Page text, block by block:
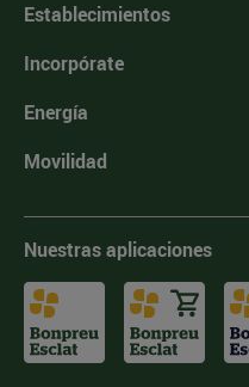
Establecimientos
Incorpórate
Energía
Movilidad
Nuestras aplicaciones